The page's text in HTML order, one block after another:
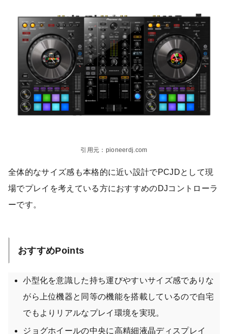
引用元：pioneerdj.com
全体的なサイズ感も本格的に近い設計でPCJDとして現
場でプレイを考えている方におすすめのDJコントローラ
ーです。
おすすめPoints
小型化を意識した持ち運びやすいサイズ感でありな
がら上位機器と同等の機能を搭載しているので自宅
でもよりリアルなプレイ環境を実現。
ジョグホイールの中央に高精細液晶ディスプレイ